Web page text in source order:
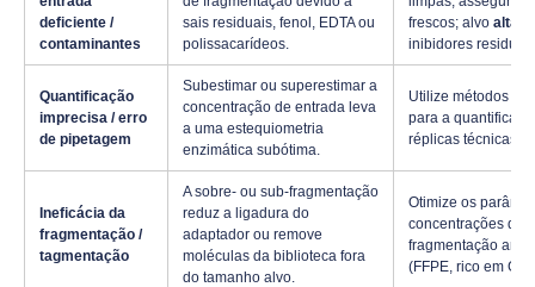
deficiente /
contaminantes
sais residuais, fenol, EDTA ou
polissacarídeos.
frescos; alvo alta
inibidores
Quantificação
imprecisa / erro
de pipetagem
Subestimar ou superestimar a
concentração de entrada leva
a uma estequiometria
enzimática subótima.
Utilize métodos
para a
réplicas técnicas;
Ineficácia da
fragmentação /
tagmentação
A sobre- ou sub-fragmentação
reduz a ligadura do
adaptador ou remove
moléculas da biblioteca fora
do tamanho alvo.
Otimize os
concentrações de
fragmentação
(FFPE, rico em GC)